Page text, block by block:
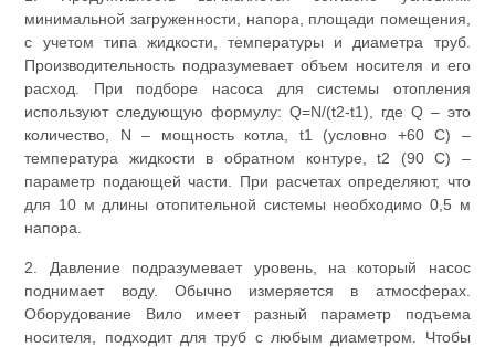
минимальной загруженности, напора, площади помещения,
с учетом типа жидкости, температуры и диаметра труб.
Производительность подразумевает объем носителя и его
расход. При подборе насоса для системы отопления
используют следующую формулу: Q=N/(t2-t1), где Q – это
количество, N – мощность котла, t1 (условно +60 С) –
температура жидкости в обратном контуре, t2 (90 С) –
параметр подающей части. При расчетах определяют, что
для 10 м длины отопительной системы необходимо 0,5 м
напора.
2. Давление подразумевает уровень, на который насос
поднимает воду. Обычно измеряется в атмосферах.
Оборудование Вило имеет разный параметр подъема
носителя, подходит для труб с любым диаметром. Чтобы